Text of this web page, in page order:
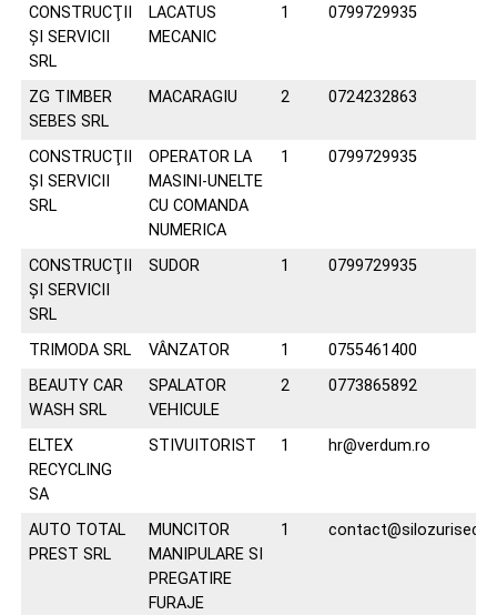
CONSTRUCŢII
ŞI SERVICII
SRL
LACATUS
MECANIC
1 0799729935
ZG TIMBER
SEBES SRL
MACARAGIU 2 0724232863
CONSTRUCŢII
ŞI SERVICII
SRL
OPERATOR LA
MASINI-UNELTE
CU COMANDA
NUMERICA
1 0799729935
CONSTRUCŢII
ŞI SERVICII
SRL
SUDOR 1 0799729935
TRIMODA SRL VÂNZATOR 1
0755461400
BEAUTY CAR
WASH SRL
SPALATOR
VEHICULE
2 0773865892
ELTEX
RECYCLING
SA
STIVUITORIST 1 hr@verdum.ro
AUTO TOTAL
PREST SRL
MUNCITOR
MANIPULARE SI
PREGATIRE
FURAJE
1